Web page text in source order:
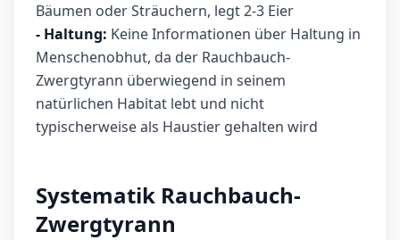
Bäumen oder Sträuchern, legt 2-3 Eier
- Haltung: Keine Informationen über Haltung in
Menschenobhut, da der Rauchbauch-
Zwergtyrann überwiegend in seinem
natürlichen Habitat lebt und nicht
typischerweise als Haustier gehalten wird
Systematik Rauchbauch-
Zwergtyrann